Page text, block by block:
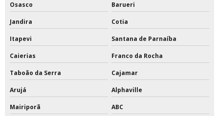
Tinta epóxi para piso externo
Tinta epóxi pu para piso
Tinta epóxi rendimento por m2
Tinta para pintar quadras
Osasco Barueri
Jandira Cotia
Itapevi Santana de Parnaíba
Caierias Franco da Rocha
Taboão da Serra Cajamar
Arujá Alphaville
Mairiporã ABC